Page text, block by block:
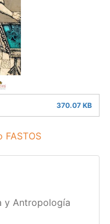
370.07 KB
y Antropología